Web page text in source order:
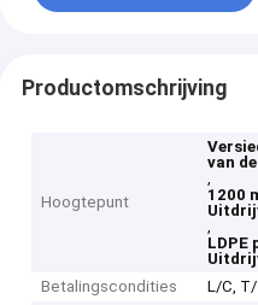
Productomschrijving
Hoogtepunt
van
,
1200
,
LDPE
Betalingscondities
L/C,